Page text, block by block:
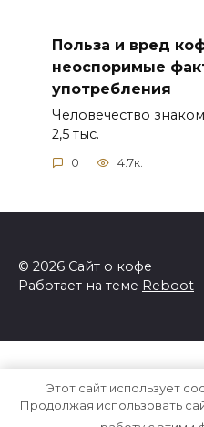
Польза и вред
неоспоримые
употребления
Человечество
2,5 тыс.
0 4.7к.
© 2026 Сайт о кофе
Работает на теме Reboot
Этот сайт использует
Продолжая использовать